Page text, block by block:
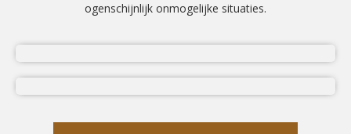
ogenschijnlijk onmogelijke situaties.